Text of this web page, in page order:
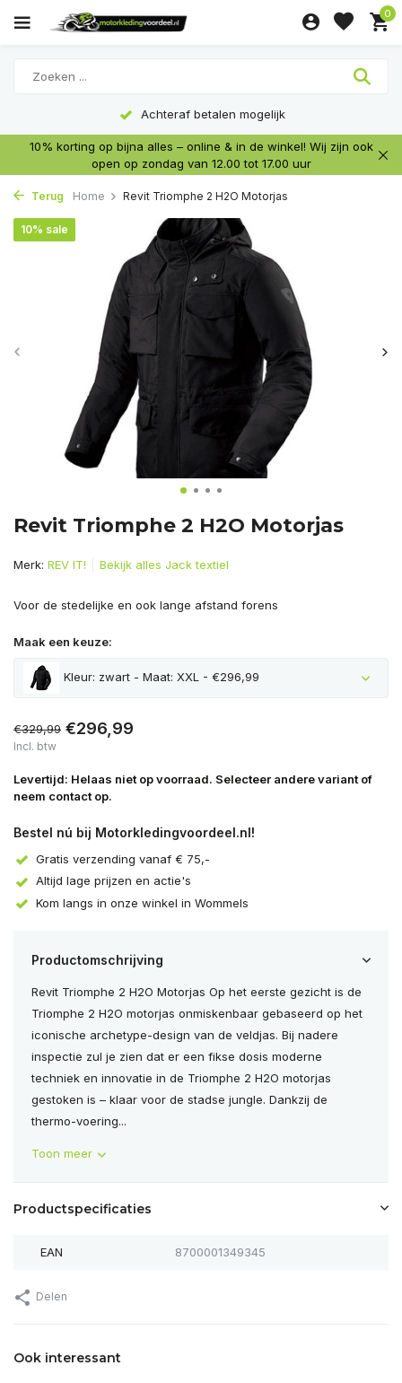
0
Achteraf betalen mogelijk
10% korting op bijna alles – online & in de winkel! Wij zijn ook
open op zondag van 12.00 tot 17.00 uur
Terug Home Revit Triomphe 2 H2O Motorjas
Revit Triomphe 2 H2O Motorjas
10% sale
Merk: REV IT! Bekijk alles Jack textiel
Voor de stedelijke en ook lange afstand forens
Maak een keuze:
Kleur: zwart - Maat: XXL - €296,99
€329,99 €296,99
Incl. btw
Levertijd: Helaas niet op voorraad. Selecteer andere variant of
neem contact op.
Bestel nú bij Motorkledingvoordeel.nl!
Gratis verzending vanaf € 75,-
Altijd lage prijzen en actie's
Kom langs in onze winkel in Wommels
Productomschrijving
Revit Triomphe 2 H2O Motorjas Op het eerste gezicht is de
Triomphe 2 H2O motorjas onmiskenbaar gebaseerd op het
iconische archetype-design van de veldjas. Bij nadere
inspectie zul je zien dat er een fikse dosis moderne
techniek en innovatie in de Triomphe 2 H2O motorjas
gestoken is – klaar voor de stadse jungle. Dankzij de
thermo-voering...
Toon meer
Productspecificaties
EAN 8700001349345
Delen
Ook interessant